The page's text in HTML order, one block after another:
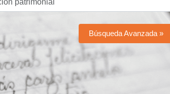
Búsqueda Avanzada »